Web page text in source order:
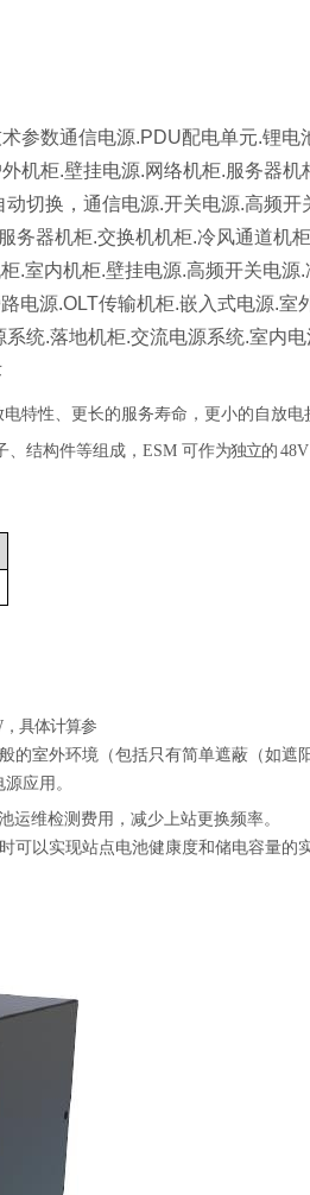
参数通信电源.PDU配电单元.锂
机柜.壁挂电源.网络机柜.服务器
切换，通信电源.开关电源.高频
器机柜.交换机机柜.冷风通道机
.室内机柜.壁挂电源.高频开关电
电源.OLT传输机柜.嵌入式电源.
统.落地机柜.交流电源系统.室
特性、更长的服务寿命，更小的自放电
、结构件等组成， ESM 可作为独立的 48V
，具体计算参
的室外环境 （包括只有简单遮蔽（如遮
应用。
运维检测费用，减少上站更换频率。
可以实现站点电池健康度和储电容量的